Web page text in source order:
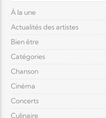
À la une
Actualités des artistes
Bien être
Catégories
Chanson
Cinéma
Concerts
Culinaire